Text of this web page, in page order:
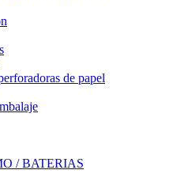
de papel
/ BATERIAS